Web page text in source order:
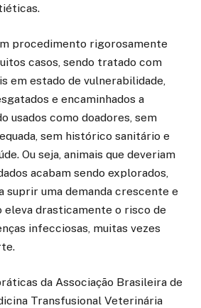
procedimento rigorosamente
casos, sendo tratado com
em estado de vulnerabilidade,
e encaminhados a
usados como doadores, sem
sem histórico sanitário e
Ou seja, animais que deveriam
acabam sendo explorados,
suprir uma demanda crescente e
eleva drasticamente o risco de
infecciosas, muitas vezes
da Associação Brasileira de
Transfusional Veterinária